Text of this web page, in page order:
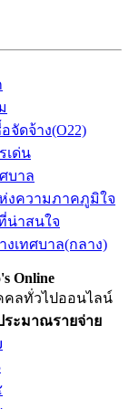
จัดจ้าง(O22)
เด่น
บาล
งความภาคภูมิใจ
น่าสนใจ
งเทศบาล(กลาง)
Online
ลทั่วไปออนไลน์
ะมาณรายจ่าย